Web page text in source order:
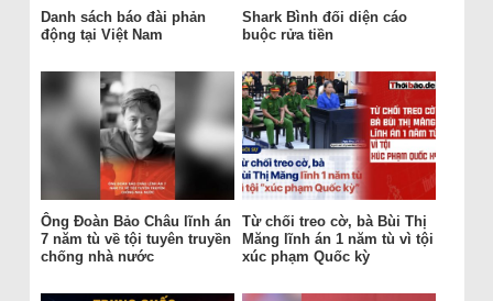
Danh sách báo đài phản
động tại Việt Nam
Shark Bình đối diện cáo
buộc rửa tiền
Ông Đoàn Bảo Châu lĩnh án
7 năm tù về tội tuyên truyền
chống nhà nước
Từ chối treo cờ, bà Bùi Thị
Măng lĩnh án 1 năm tù vì tội
xúc phạm Quốc kỳ